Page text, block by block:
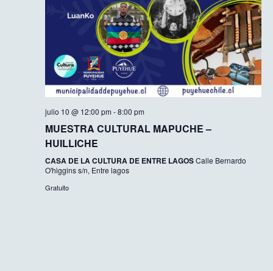
julio 10 @ 12:00 pm -8:00 pm
MUESTRA CULTURAL MAPUCHE –
HUILLICHE
CASA DE LA CULTURA DE ENTRE LAGOSCalle Bernardo
O'higgins s/n, Entre lagos
Gratuito